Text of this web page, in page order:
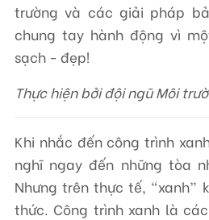
Email: scdi@scdi.org.vn
trường và các giải pháp
chung tay hành động vì
sạch - đẹp!
Thực hiện bởi đội ngũ Môi
Khi nhắc đến công trình
nghĩ ngay đến những tòa
Nhưng trên thực tế, “xanh”
thức. Công trình xanh là